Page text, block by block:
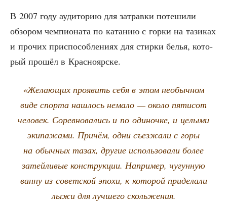
В 2007 году ауди­то­рию для затрав­ки поте­ши­ли
обзо­ром чем­пи­о­на­та по ката­нию с гор­ки на тази­ках
и про­чих при­спо­соб­ле­ни­ях для стир­ки белья, кото­
рый про­шёл в Красноярске.
«Жела­ю­щих про­явить себя в этом необыч­ном
виде спор­та нашлось нема­ло — око­ло пяти­сот
чело­век. Сорев­но­ва­лись и по оди­ноч­ке, и целы­ми
эки­па­жа­ми. При­чём, одни съез­жа­ли с горы
на обыч­ных тазах, дру­гие исполь­зо­ва­ли более
затей­ли­вые кон­струк­ции. Напри­мер, чугун­ную
ван­ну из совет­ской эпо­хи, к кото­рой при­де­ла­ли
лыжи для луч­ше­го скольжения.